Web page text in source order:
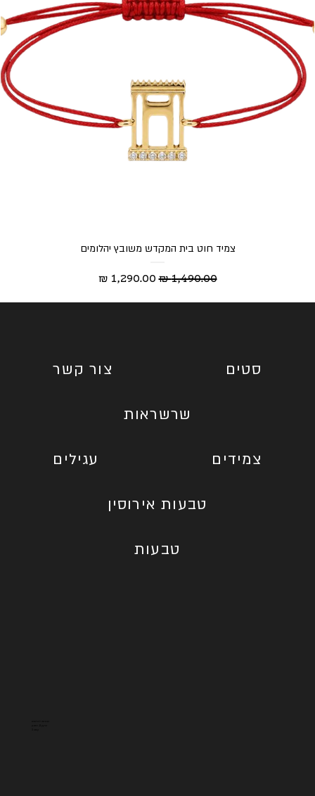
צמיד חוט בית המקדש משובץ יהלומים
מחיר רגיל‏1,490.00 ‏₪ מחיר מבצע
צור קשר סטים
שרשראות
עגילים צמידים
טבעות אירוסין
טבעות